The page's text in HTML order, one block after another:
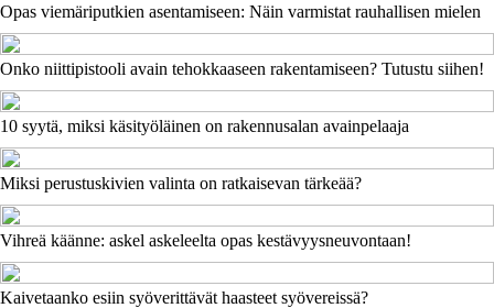
Opas viemäriputkien asentamiseen: Näin varmistat rauhallisen mielen
Onko niittipistooli avain tehokkaaseen rakentamiseen? Tutustu siihen!
10 syytä, miksi käsityöläinen on rakennusalan avainpelaaja
Miksi perustuskivien valinta on ratkaisevan tärkeää?
Vihreä käänne: askel askeleelta opas kestävyysneuvontaan!
Kaivetaanko esiin syöverittävät haasteet syövereissä?